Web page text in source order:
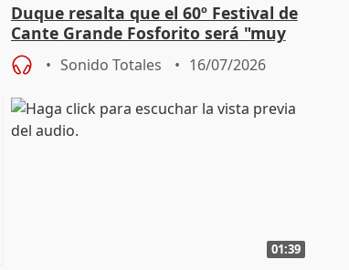
Duque resalta que el 60º Festival de
Cante Grande Fosforito será "muy
especial" tras su pérdida
Sonido Totales 16/07/2026
01:39